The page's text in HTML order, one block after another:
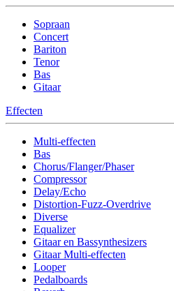
Sopraan
Concert
Bariton
Tenor
Bas
Gitaar
Effecten
Multi-effecten
Bas
Chorus/Flanger/Phaser
Compressor
Delay/Echo
Distortion-Fuzz-Overdrive
Diverse
Equalizer
Gitaar en Bassynthesizers
Gitaar Multi-effecten
Looper
Pedalboards